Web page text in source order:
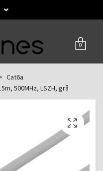
0
Cat6a
500MHz, LSZH, grå